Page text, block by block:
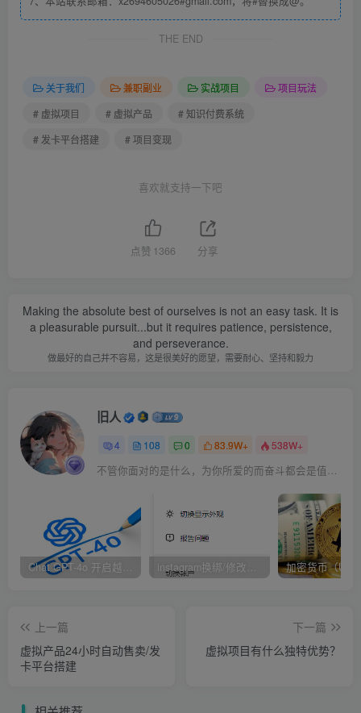
视频运营资料、自媒体运营资料…
业信息、羊毛党信息、影视剧资源等等，只要你能想到的一
些虚拟资源，有需求有价值的东西，其实都可以利用这套系
统去进行售卖。
要选择适合自己的才能做好，因为个人精力有限，都做肯定
2.免费送资料，通过业务相关的服务或周边的产品进行变现
如搭建小程序版的虚拟资源付费系统，不做收费模式，那你
可以利用免费，一些白嫖党看中了某个资源，那他们会去看
平台上的广告来免费领取这个资源！
只要他们看了广告，我们就可以获得小程序的广告收益，这
样用户不需要花钱也能获取他想要的资源，我们也会有部分
广告收益，这就是一种双赢的模式。
如当时某个现象级的小游戏洋了个洋，在比如我知道的有人
就能轻松变现上百万！
THE END
关于我们 兼职副业 实战项目
项目玩法
# 虚拟项目
# 虚拟产品
# 知识付费系统
# 发卡平台搭建
# 项目变现
喜欢就支持一下吧
点赞 1366 分享
Making the absolute best of ourselves is not an easy task. It is
a pleasurable pursuit...but it requires patience, persistence,
and perseverance.
做最好的自己并不容易，这是很美好的愿望，需要耐心、坚持和毅力
旧人
4 108 0 83.9W+ 538W+
上一篇
虚拟产品24小时自动售卖/发
卡平台搭建
下一篇
虚拟项目有什么独特优势？